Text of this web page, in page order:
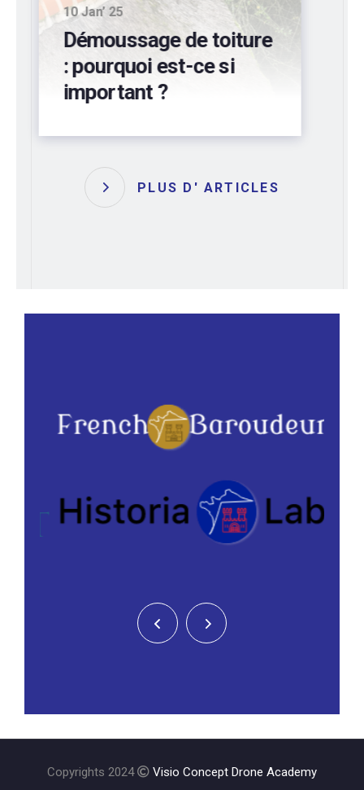
Entretien de bardages
industriels d’entrepôts:
préservez votre
bâtiment !
PLUS D' ARTICLES